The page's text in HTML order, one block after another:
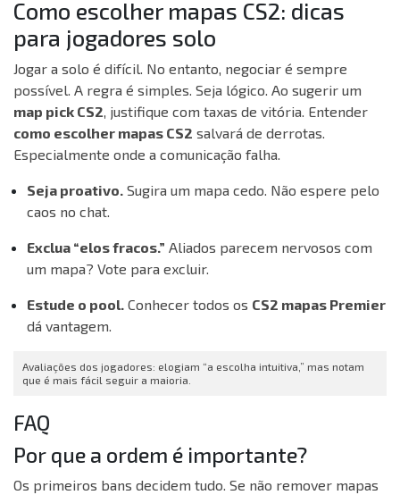
Como escolher mapas CS2: dicas
para jogadores solo
Jogar a solo é difícil. No entanto, negociar é sempre
possível. A regra é simples. Seja lógico. Ao sugerir um
map pick CS2, justifique com taxas de vitória. Entender
como escolher mapas CS2 salvará de derrotas.
Especialmente onde a comunicação falha.
Seja proativo. Sugira um mapa cedo. Não espere pelo
caos no chat.
Exclua “elos fracos.” Aliados parecem nervosos com
um mapa? Vote para excluir.
Estude o pool. Conhecer todos os CS2 mapas Premier
dá vantagem.
Avaliações dos jogadores: elogiam “a escolha intuitiva,” mas notam
que é mais fácil seguir a maioria.
FAQ
Por que a ordem é importante?
Os primeiros bans decidem tudo. Se não remover mapas